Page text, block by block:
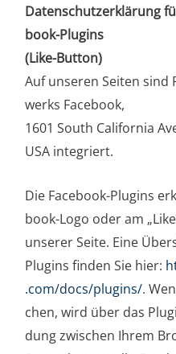
Daten­schutz­er­klä­rung
book-Plugins
(Like-But­ton)
Auf unse­ren Sei­ten
werks Face­book,
1601 South Cali­for­nia
USA integriert.
Die Face­book-Plugins
book-Logo oder am
unse­rer Sei­te. Eine
Plugins fin­den Sie hier:
.com/​d​o​c​s​/​p​l​u​g​i​ns/.
chen, wird über das
dung zwi­schen Ihrem